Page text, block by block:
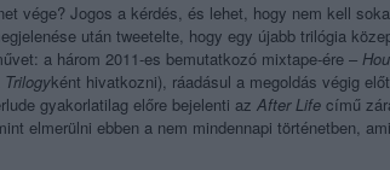
vége? Jogos a kérdés, és lehet, hogy nem kell
után tweetelte, hogy egy újabb trilógia
a három 2011-es bemutatkozó mixtape-ére –
Trilogyként hivatkozni), ráadásul a megoldás végig
gyakorlatilag előre bejelenti az After Life című
elmerülni ebben a nem mindennapi történetben,